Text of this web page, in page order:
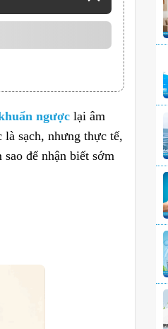
ngược lại âm
sạch, nhưng thực tế,
để nhận biết sớm